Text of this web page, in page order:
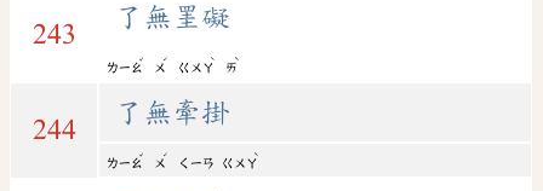
243
了無罣礙
ㄌㄧㄠ
ˇ
ㄨ
ˊ
ㄍㄨㄚ
ˋ
ㄞ
ˋ
244
了無牽掛
ㄌㄧㄠ
ˇ
ㄨ
ˊ
ㄑㄧㄢ ㄍㄨㄚ
ˋ